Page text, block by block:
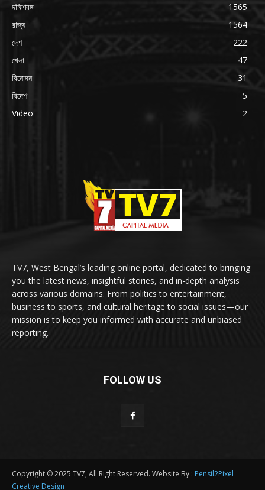
দক্ষিণবঙ্গ
1565
রাজ্য
1564
দেশ
222
খেলা
47
বিনোদন
31
বিদেশ
5
Video
2
TV7, West Bengal’s leading online portal, dedicated to bringing
you the latest news, insightful stories, and in-depth analysis
across various domains. From politics to entertainment,
business to sports, and cultural heritage to social issues—our
mission is to keep you informed with accurate and unbiased
reporting.
FOLLOW US
Copyright © 2025 TV7, All Right Reserved. Website By : Pensil2Pixel
Creative Design